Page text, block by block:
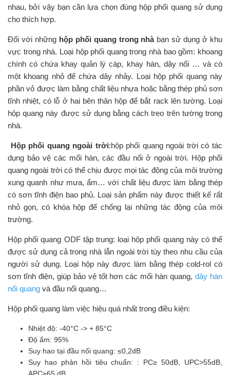
nhau, bởi vậy bạn cần lựa chọn đúng hộp phối quang sử dụng
cho thích hợp.
Đối với những hộp phối quang trong nhàbạn sử dụng ở khu
vực trong nhà. Loại hộp phối quang trong nhà bao gồm: khoang
chính có chứa khay quản lý cáp, khay hàn, dây nối … và có
một khoang nhỏ để chứa dây nhảy. Loại hộp phối quang này
phần vỏ được làm bằng chất liệu nhựa hoặc bằng thép phủ sơn
tĩnh nhiệt, có lỗ ở hai bên thân hộp để bắt rack lên tường. Loại
hộp quang này được sử dụng bằng cách treo trên tường trong
nhà.
Hộp phối quang ngoài trời:hộp phối quang ngoài trời có tác
dụng bảo vệ các mối hàn, các đầu nối ở ngoài trời. Hộp phối
quang ngoài trời có thể chịu được mọi tác động của môi trường
xung quanh như mưa, ẩm… với chất liệu được làm bằng thép
có sơn tĩnh điện bao phủ. Loại sản phẩm này được thiết kế rất
nhỏ gọn, có khóa hộp để chống lại những tác động của môi
trường.
Hộp phối quang ODF tập trung: loại hộp phối quang này có thể
được sử dụng cả trong nhà lẫn ngoài trời tùy theo nhu cầu của
người sử dụng. Loại hộp này được làm bằng thép cold-rol có
sơn tĩnh điện, giúp bảo vệ tốt hơn các mối hàn quang,dây hàn
nối quang và đầu nối quang…
Hộp phối quang làm việc hiệu quá nhất trong điều kiện:
Nhiệt độ: -40°C -> + 85°C
Độ ẩm: 95%
Suy hao tại đầu nối quang: ≤0,2dB
Suy hao phản hồi tiêu chuẩn: : PC≥ 50dB, UPC>55dB,